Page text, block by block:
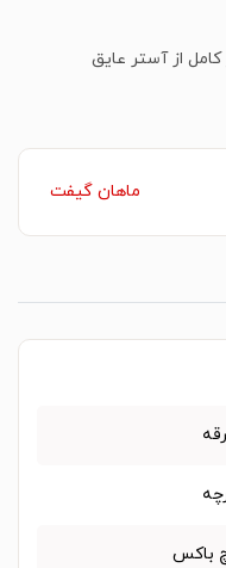
از آستر عایق
ماهان گیفت
باکس